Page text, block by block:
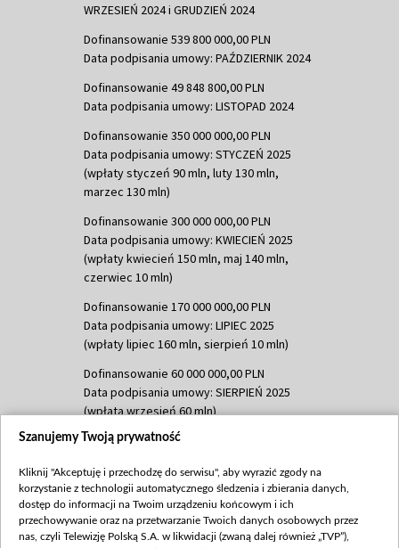
WRZESIEŃ 2024 i GRUDZIEŃ 2024
Dofinansowanie 539 800 000,00 PLN
Data podpisania umowy: PAŹDZIERNIK 2024
Dofinansowanie 49 848 800,00 PLN
Data podpisania umowy: LISTOPAD 2024
Dofinansowanie 350 000 000,00 PLN
Data podpisania umowy: STYCZEŃ 2025
(wpłaty styczeń 90 mln, luty 130 mln,
marzec 130 mln)
Dofinansowanie 300 000 000,00 PLN
Data podpisania umowy: KWIECIEŃ 2025
(wpłaty kwiecień 150 mln, maj 140 mln,
czerwiec 10 mln)
Dofinansowanie 170 000 000,00 PLN
Data podpisania umowy: LIPIEC 2025
(wpłaty lipiec 160 mln, sierpień 10 mln)
Dofinansowanie 60 000 000,00 PLN
Data podpisania umowy: SIERPIEŃ 2025
(wpłata wrzesień 60 mln)
Dofinansowanie 635 783 051,21 PLN
(wpłata wrzesień 100 mln, październik 350
mln, listopad 265 mln)
Dofinansowanie 48 862 000,00 PLN
Data podpisania umowy: GRUDZIEŃ 2025
Szanujemy Twoją prywatność
Kliknij "Akceptuję i przechodzę do serwisu", aby wyrazić zgody na
korzystanie z technologii automatycznego śledzenia i zbierania danych,
dostęp do informacji na Twoim urządzeniu końcowym i ich
przechowywanie oraz na przetwarzanie Twoich danych osobowych przez
nas, czyli Telewizję Polską S.A. w likwidacji (zwaną dalej również „TVP”),